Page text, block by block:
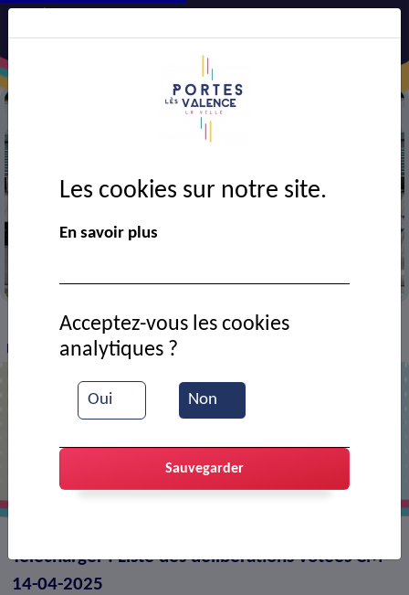
> VIE MUNICIPALE > Ressources documentaires
Liste des délibérations votées CM 14-04-2025
Liste des délibérations votées CM 14-
04-2025
Télécharger : Liste des délibérations votées CM
14-04-2025
Les cookies sur notre site.
En savoir plus
Oui Non
Acceptez-vous les cookies
analytiques ?
Sauvegarder